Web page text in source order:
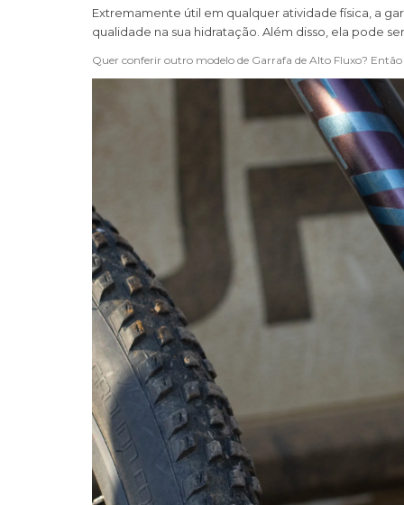
Extremamente útil em qualquer atividade física, a
qualidade na sua hidratação. Além disso, ela pode
Quer conferir outro modelo de Garrafa de Alto Fluxo?